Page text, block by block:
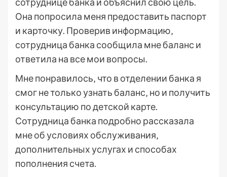
Она попросила меня предоставить паспорт
и карточку. Проверив информацию‚
сотрудница банка сообщила мне баланс и
ответила на все мои вопросы.
Мне понравилось‚ что в отделении банка я
смог не только узнать баланс‚ но и получить
консультацию по детской карте.
Сотрудница банка подробно рассказала
мне об условиях обслуживания‚
дополнительных услугах и способах
пополнения счета.